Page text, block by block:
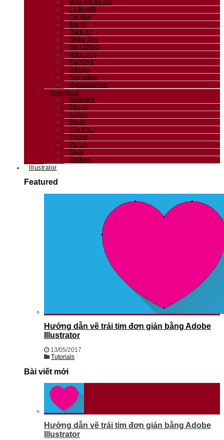
Mẹo vặt bổ ích
Lý thuyết
Cơ bản
Blend
Dark art
Ghép ảnh
Text Effect
Hiệu ứng
Painting
Design
Animation
Manipulation
Download
Software
Ebook
Action
Brush
File PSD
Frame
Plugin
Style
Texture
Illustrator
Featured
Hướng dẫn vẽ trái tim đơn giản bằng Adobe
Illustrator
13/05/2017
Tutorials
Bài viết mới
Hướng dẫn vẽ trái tim đơn giản bằng Adobe
Illustrator